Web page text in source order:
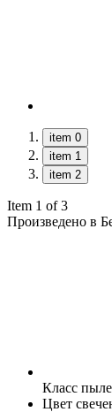
item 0
item 1
item 2
Item 1 of 3
Произведено в
Класс
Цвет